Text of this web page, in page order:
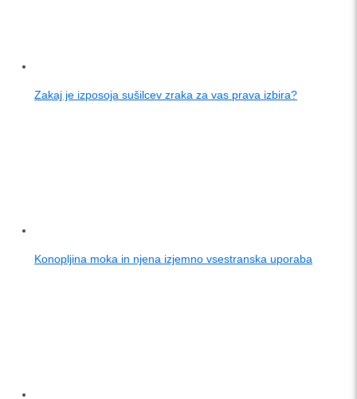
Zakaj je izposoja sušilcev zraka za vas prava izbira?
Konopljina moka in njena izjemno vsestranska uporaba